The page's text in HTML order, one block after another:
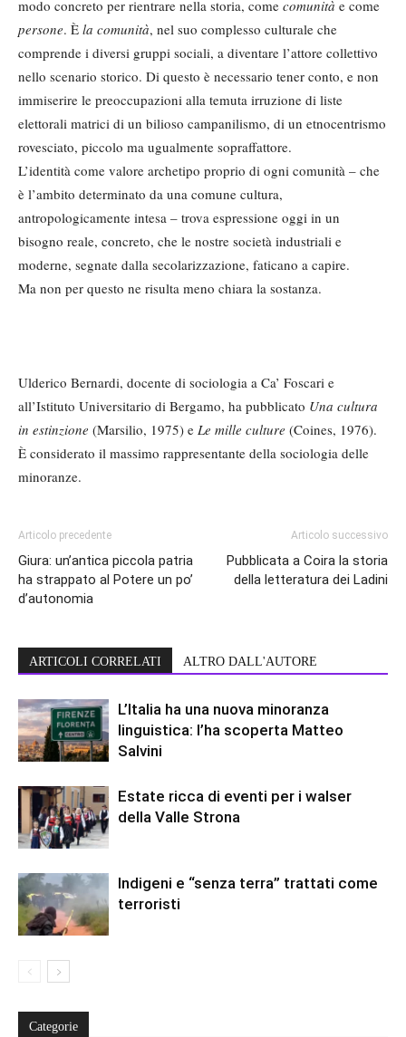
modo concreto per rientrare nella storia, come comunità e come
persone. È la comunità, nel suo complesso culturale che
comprende i diversi gruppi sociali, a diventare l’attore collettivo
nello scenario storico. Di questo è necessario tener conto, e non
immiserire le preoccupazioni alla temuta irruzione di liste
elettorali matrici di un bilioso campanilismo, di un etnocentrismo
rovesciato, piccolo ma ugualmente sopraffattore.
L’identità come valore archetipo proprio di ogni comunità – che
è l’ambito determinato da una comune cultura,
antropologicamente intesa – trova espressione oggi in un
bisogno reale, concreto, che le nostre società industriali e
moderne, segnate dalla secolarizzazione, faticano a capire.
Ma non per questo ne risulta meno chiara la sostanza.
Ulderico Bernardi, docente di sociologia a Ca’ Foscari e
all’Istituto Universitario di Bergamo, ha pubblicato Una cultura
in estinzione (Marsilio, 1975) e Le mille culture (Coines, 1976).
È considerato il massimo rappresentante della sociologia delle
minoranze.
Articolo precedente
Giura: un’antica piccola patria
ha strappato al Potere un po’
d’autonomia
Articolo successivo
Pubblicata a Coira la storia
della letteratura dei Ladini
ARTICOLI CORRELATI ALTRO DALL'AUTORE
L’Italia ha una nuova minoranza
linguistica: l’ha scoperta Matteo
Salvini
Estate ricca di eventi per i walser
della Valle Strona
Indigeni e “senza terra” trattati come
terroristi
Categorie